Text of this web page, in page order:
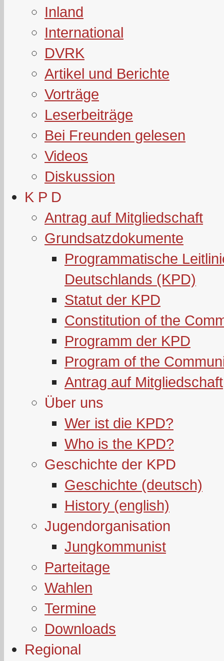
Inland
International
DVRK
Artikel und Berichte
Vorträge
Leserbeiträge
Bei Freunden gelesen
Videos
Diskussion
K P D
Antrag auf Mitgliedschaft
Grundsatzdokumente
Programmatische
Deutschlands (KPD)
Statut der KPD
Constitution of the
Programm der KPD
Program of the
Antrag auf Mitgliedschaft
Über uns
Wer ist die KPD?
Who is the KPD?
Geschichte der KPD
Geschichte (deutsch)
History (english)
Jugendorganisation
Jungkommunist
Parteitage
Wahlen
Termine
Downloads
Regional